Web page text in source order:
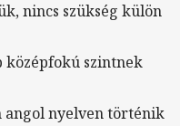
nincs szükség külön
középfokú szintnek
angol nyelven történik